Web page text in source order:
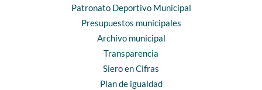
Patronato Deportivo Municipal
Presupuestos municipales
Archivo municipal
Transparencia
Siero en Cifras
Plan de igualdad